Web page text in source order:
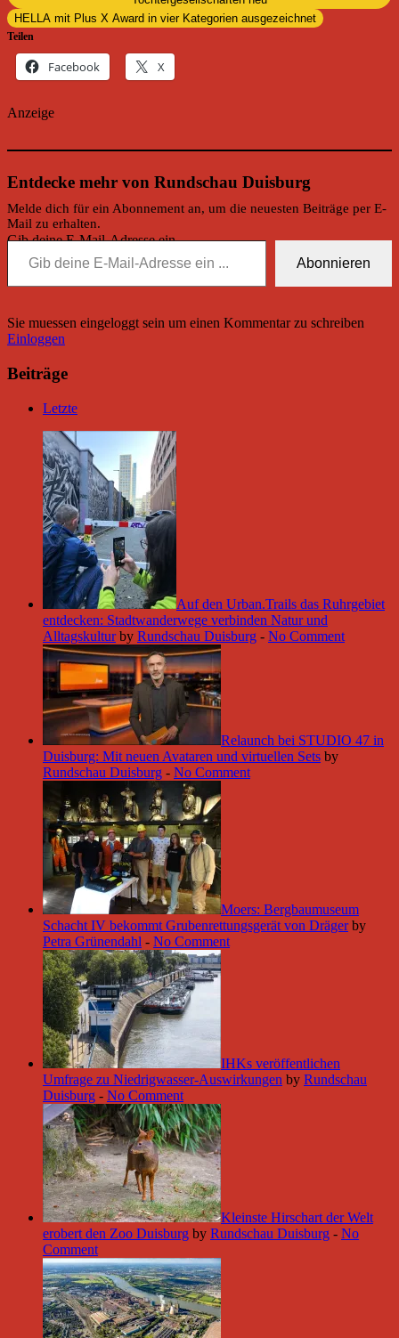
HELLA mit Plus X Award in vier Kategorien ausgezeichnet
Teilen
Facebook X
Anzeige
Entdecke mehr von Rundschau Duisburg
Melde dich für ein Abonnement an, um die neuesten Beiträge per E-
Mail zu erhalten.
Gib deine E-Mail-Adresse ein ...
Abonnieren
Sie muessen eingeloggt sein um einen Kommentar zu schreiben
Einloggen
Beiträge
Letzte
Auf den Urban.Trails das Ruhrgebiet
entdecken: Stadtwanderwege verbinden Natur und
Alltagskultur by Rundschau Duisburg - No Comment
Relaunch bei STUDIO 47 in
Duisburg: Mit neuen Avataren und virtuellen Sets by
Rundschau Duisburg - No Comment
Moers: Bergbaumuseum
Schacht IV bekommt Grubenrettungsgerät von Dräger by
Petra Grünendahl - No Comment
IHKs veröffentlichen
Umfrage zu Niedrigwasser-Auswirkungen by Rundschau
Duisburg - No Comment
Kleinste Hirschart der Welt
erobert den Zoo Duisburg by Rundschau Duisburg - No
Comment